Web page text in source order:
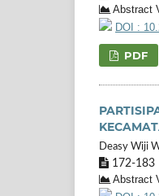
Abstract
DOI :
PDF
Deasy Wiji
172-183
Abstract